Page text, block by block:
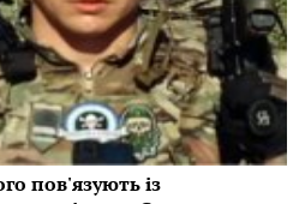
пов'язують із